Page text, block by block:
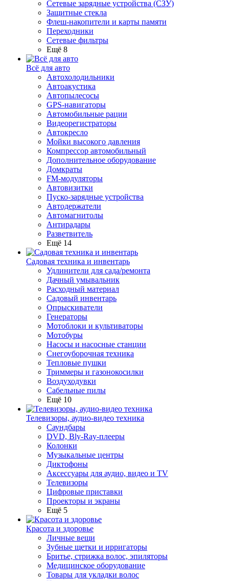
Сетевые зарядные устройства (СЗУ)
Защитные стекла
Флеш-накопители и карты памяти
Переходники
Сетевые фильтры
Ещё 8
Всё для авто
Автохолодильники
Автоакустика
Автопылесосы
GPS-навигаторы
Автомобильные рации
Видеорегистраторы
Автокресло
Мойки высокого давления
Компрессор автомобильный
Дополнительное оборудование
Домкраты
FM-модуляторы
Автовизитки
Пуско-зарядные устройства
Автодержатели
Автомагнитолы
Антирадары
Разветвитель
Ещё 14
Садовая техника и инвентарь
Удлинители для сада/ремонта
Дачный умывальник
Расходный материал
Садовый инвентарь
Опрыскиватели
Генераторы
Мотоблоки и культиваторы
Мотобуры
Насосы и насосные станции
Снегоуборочная техника
Тепловые пушки
Триммеры и газонокосилки
Воздуходувки
Сабельные пилы
Ещё 10
Телевизоры, аудио-видео техника
Саундбары
DVD, Bly-Ray-плееры
Колонки
Музыкальные центры
Диктофоны
Аксессуары для аудио, видео и TV
Телевизоры
Цифровые приставки
Проекторы и экраны
Ещё 5
Красота и здоровье
Личные вещи
Зубные щетки и ирригаторы
Бритье, стрижка волос, эпиляторы
Медицинское оборудование
Товары для укладки волос